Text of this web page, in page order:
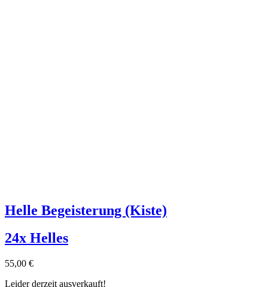
Helle Begeisterung (Kiste)
24x Helles
55,00 €
Leider derzeit ausverkauft!